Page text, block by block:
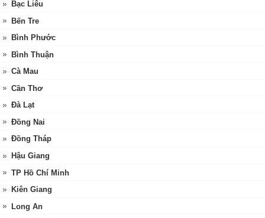
Bạc Liêu
Bến Tre
Bình Phước
Bình Thuận
Cà Mau
Cần Thơ
Đà Lạt
Đồng Nai
Đồng Tháp
Hậu Giang
TP Hồ Chí Minh
Kiên Giang
Long An